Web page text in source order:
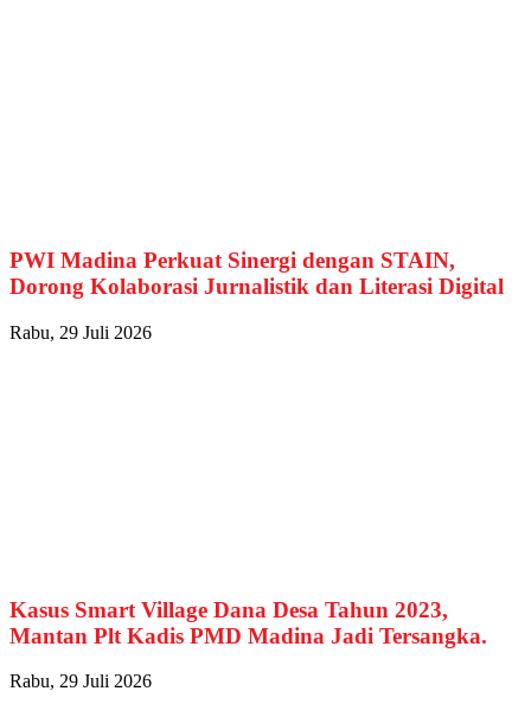
PWI Madina Perkuat Sinergi dengan STAIN,
Dorong Kolaborasi Jurnalistik dan Literasi Digital
Rabu, 29 Juli 2026
Kasus Smart Village Dana Desa Tahun 2023,
Mantan Plt Kadis PMD Madina Jadi Tersangka.
Rabu, 29 Juli 2026